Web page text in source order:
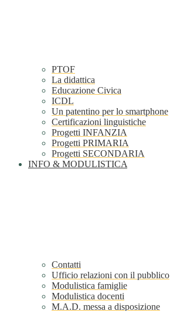
PTOF
La didattica
Educazione Civica
ICDL
Un patentino per lo smartphone
Certificazioni linguistiche
Progetti INFANZIA
Progetti PRIMARIA
Progetti SECONDARIA
INFO & MODULISTICA
Contatti
Ufficio relazioni con il pubblico
Modulistica famiglie
Modulistica docenti
M.A.D. messa a disposizione